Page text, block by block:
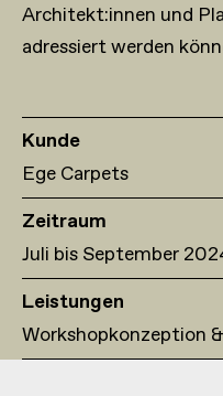
Architekt:innen und
adressiert werden
Kunde
Ege Carpets
Zeitraum
Juli bis September
Leistungen
Workshopkonzeption